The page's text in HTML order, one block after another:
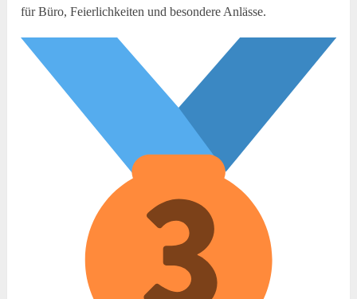
für Büro, Feierlichkeiten und besondere Anlässe.